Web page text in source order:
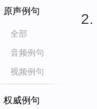
原声例句
全部
音频例句
视频例句
权威例句